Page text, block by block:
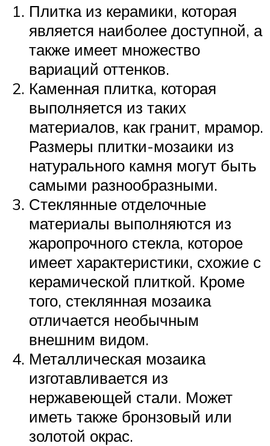
Плитка из керамики, которая
является наиболее доступной, а
также имеет множество
вариаций оттенков.
Каменная плитка, которая
выполняется из таких
материалов, как гранит, мрамор.
Размеры плитки-мозаики из
натурального камня могут быть
самыми разнообразными.
Стеклянные отделочные
материалы выполняются из
жаропрочного стекла, которое
имеет характеристики, схожие с
керамической плиткой. Кроме
того, стеклянная мозаика
отличается необычным
внешним видом.
Металлическая мозаика
изготавливается из
нержавеющей стали. Может
иметь также бронзовый или
золотой окрас.